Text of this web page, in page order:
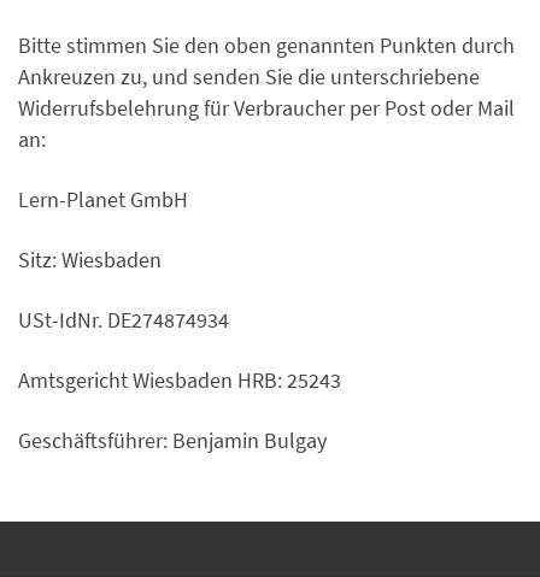
Bitte stimmen Sie den oben genannten Punkten durch
Ankreuzen zu, und senden Sie die unterschriebene
Widerrufsbelehrung für Verbraucher per Post oder Mail
an:
Lern-Planet GmbH
Sitz: Wiesbaden
USt-IdNr. DE274874934
Amtsgericht Wiesbaden HRB: 25243
Geschäftsführer: Benjamin Bulgay